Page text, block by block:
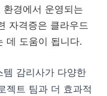
경에서 운영되는
자격증은 클라우드
데 도움이 됩니다.
템 감리사가 다양한
젝트 팀과 더 효과적